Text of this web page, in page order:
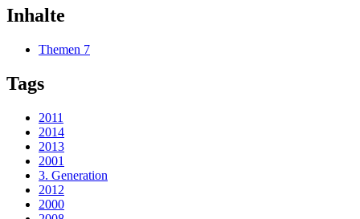
Inhalte
Themen 7
Tags
2011
2014
2013
2001
3. Generation
2012
2000